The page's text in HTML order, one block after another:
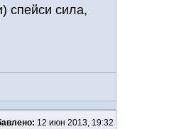
спейси сила,
12 июн 2013, 19:32